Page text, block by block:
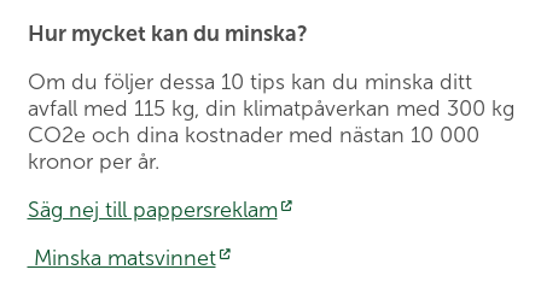
Hur mycket kan du minska?
Om du följer dessa 10 tips kan du minska ditt
avfall med 115 kg, din klimatpåverkan med 300 kg
CO2e och dina kostnader med nästan 10 000
kronor per år.
Säg nej till pappersreklam
Minska matsvinnet